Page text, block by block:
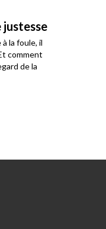
justesse
la foule, il
comment
de la